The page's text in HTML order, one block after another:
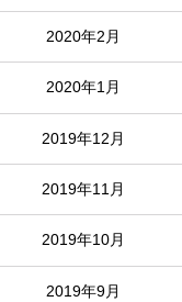
2020年2月
2020年1月
2019年12月
2019年11月
2019年10月
2019年9月